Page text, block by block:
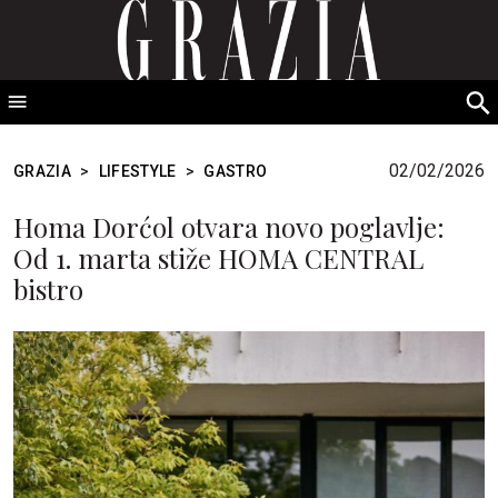
GRAZIA Srbija
GRAZIA > LIFESTYLE > GASTRO 02/02/2026
Homa Dorćol otvara novo poglavlje:
Od 1. marta stiže HOMA CENTRAL
bistro